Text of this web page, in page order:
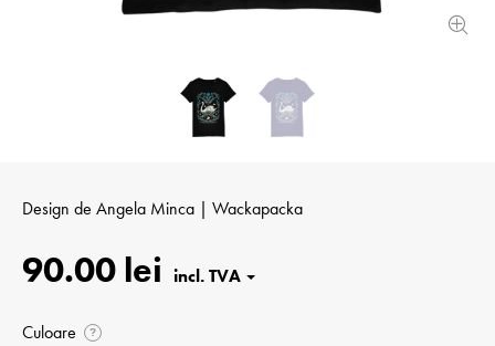
Design de Angela Minca | Wackapacka
90.00 lei
Culoare ?